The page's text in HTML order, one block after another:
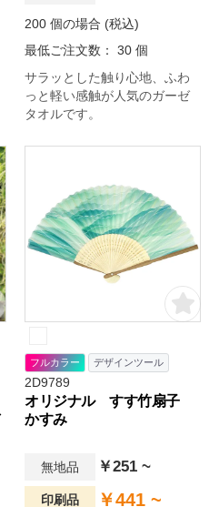
200 個の場合 (税込)
最低ご注文数： 30 個
サラッとした触り心地、ふわ
っと軽い感触が人気のガーゼ
タオルです。
フルカラー デザインツール
2D9789
オリジナル すす竹扇子
かすみ
無地品 ￥251 ~
印刷品 ￥441 ~